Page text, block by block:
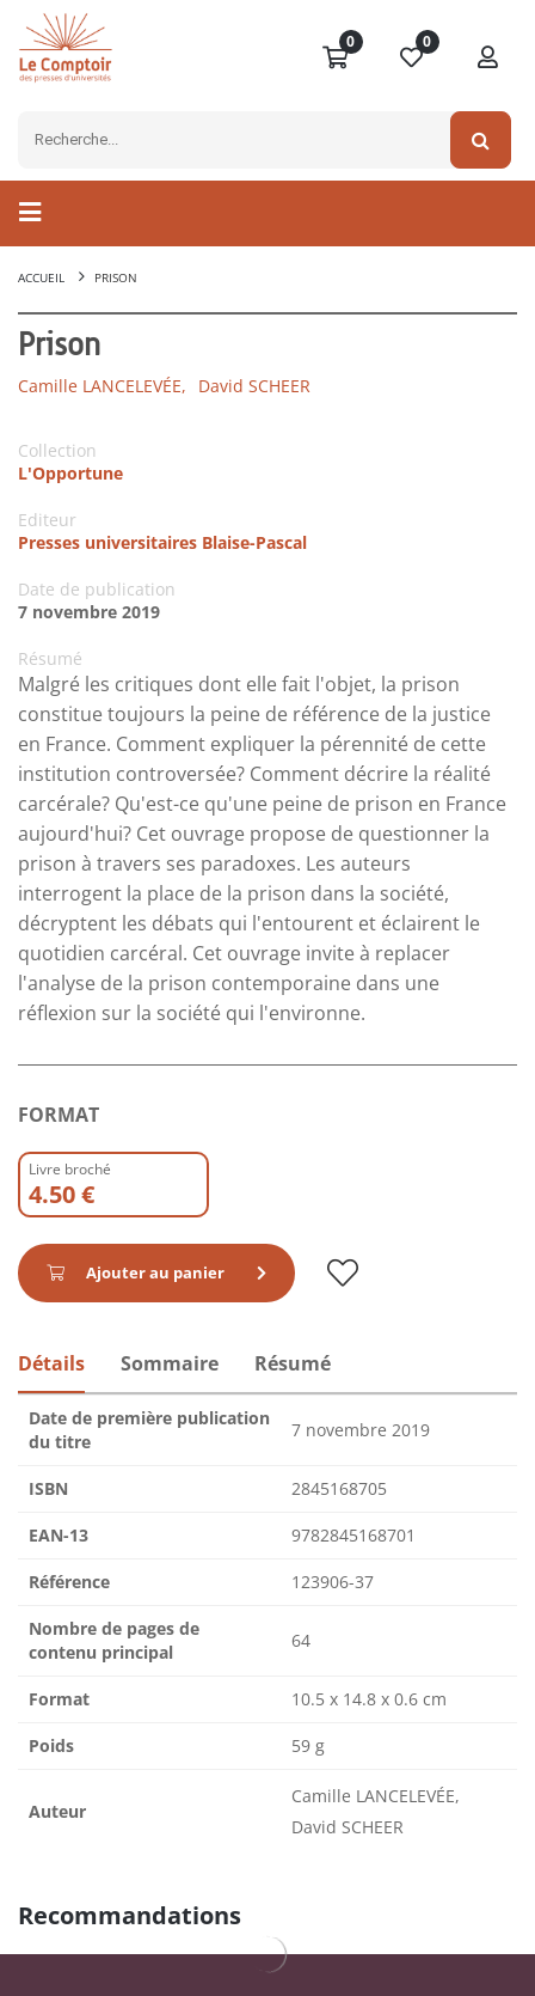
0 0
ACCUEIL PRISON
Prison
Camille LANCELEVÉE, David SCHEER
Collection
L'Opportune
Editeur
Presses universitaires Blaise-Pascal
Date de publication
7 novembre 2019
Résumé
Malgré les critiques dont elle fait l'objet, la prison
constitue toujours la peine de référence de la justice
en France. Comment expliquer la pérennité de cette
institution controversée? Comment décrire la réalité
carcérale? Qu'est-ce qu'une peine de prison en France
aujourd'hui? Cet ouvrage propose de questionner la
prison à travers ses paradoxes. Les auteurs
interrogent la place de la prison dans la société,
décryptent les débats qui l'entourent et éclairent le
quotidien carcéral. Cet ouvrage invite à replacer
l'analyse de la prison contemporaine dans une
réflexion sur la société qui l'environne.
FORMAT
Livre broché
4.50 €
Ajouter au panier
Détails Sommaire Résumé
Date de première publication
du titre
7 novembre 2019
ISBN 2845168705
EAN-13 9782845168701
Référence 123906-37
Nombre de pages de
contenu principal
64
Format 10.5 x 14.8 x 0.6 cm
Poids 59 g
Auteur
Camille LANCELEVÉE,
David SCHEER
Recommandations